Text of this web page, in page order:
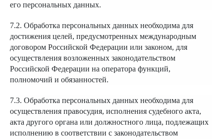
его персональных данных.
7.2. Обработка персональных данных необходима для
достижения целей, предусмотренных международным
договором Российской Федерации или законом, для
осуществления возложенных законодательством
Российской Федерации на оператора функций,
полномочий и обязанностей.
7.3. Обработка персональных данных необходима для
осуществления правосудия, исполнения судебного акта,
акта другого органа или должностного лица, подлежащих
исполнению в соответствии с законодательством